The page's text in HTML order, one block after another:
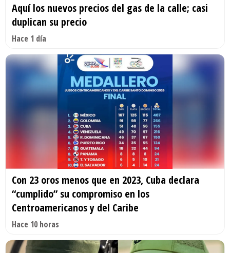
Aquí los nuevos precios del gas de la calle; casi
duplican su precio
Hace 1 día
Con 23 oros menos que en 2023, Cuba declara
“cumplido” su compromiso en los
Centroamericanos y del Caribe
Hace 10 horas